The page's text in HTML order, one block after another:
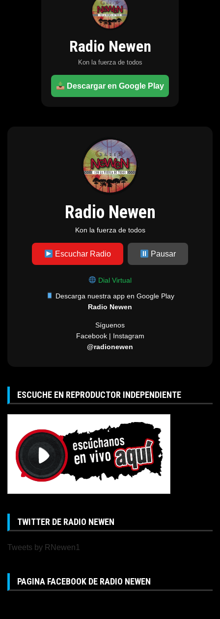
Radio Newen
Kon la fuerza de todos
Descargar en Google Play
Radio Newen
Kon la fuerza de todos
Escuchar Radio Pausar
Dial Virtual
Descarga nuestra app en Google Play
Radio Newen
Síguenos
Facebook | Instagram
@radionewen
ESCUCHE EN REPRODUCTOR INDEPENDIENTE
TWITTER DE RADIO NEWEN
Tweets by RNewen1
PAGINA FACEBOOK DE RADIO NEWEN